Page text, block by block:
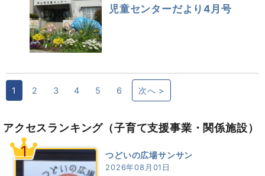
児童センターだより4月号
1 2 3 4 5 6 次へ >
アクセスランキング （子育て支援事業・関係施設）
1 つどいの広場サンサン
2026年08月01日